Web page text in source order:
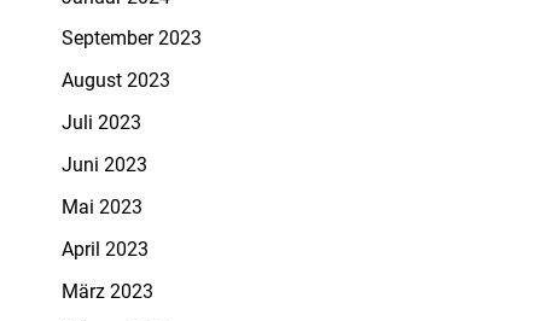
September 2023
August 2023
Juli 2023
Juni 2023
Mai 2023
April 2023
März 2023